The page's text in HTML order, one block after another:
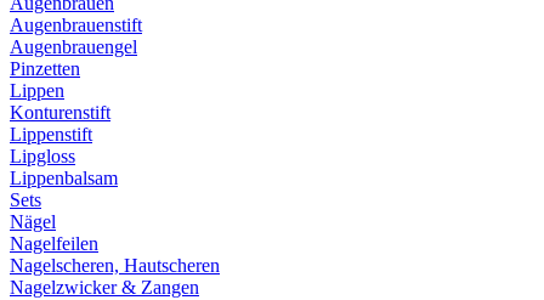
Augenbrauenstift
Augenbrauengel
Pinzetten
Lippen
Konturenstift
Lippenstift
Lipgloss
Lippenbalsam
Sets
Nägel
Nagelfeilen
Nagelscheren, Hautscheren
Nagelzwicker & Zangen